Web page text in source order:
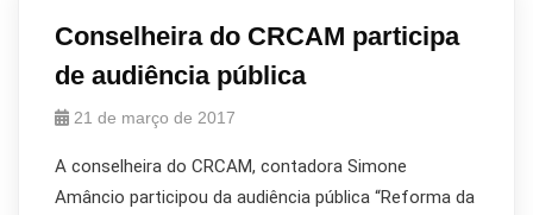
Conselheira do CRCAM participa
de audiência pública
21 de março de 2017
A conselheira do CRCAM, contadora Simone
Amâncio participou da audiência pública “Reforma da